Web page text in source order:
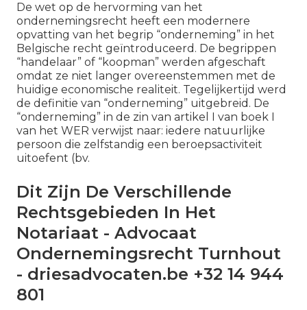
De wet op de hervorming van het
ondernemingsrecht heeft een modernere
opvatting van het begrip “onderneming” in het
Belgische recht geïntroduceerd. De begrippen
“handelaar” of “koopman” werden afgeschaft
omdat ze niet langer overeenstemmen met de
huidige economische realiteit. Tegelijkertijd werd
de definitie van “onderneming” uitgebreid. De
“onderneming” in de zin van artikel I van boek I
van het WER verwijst naar: iedere natuurlijke
persoon die zelfstandig een beroepsactiviteit
uitoefent (bv.
Dit Zijn De Verschillende
Rechtsgebieden In Het
Notariaat - Advocaat
Ondernemingsrecht Turnhout
- driesadvocaten.be +32 14 944
801